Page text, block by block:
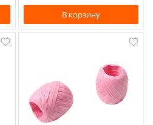
В корзину